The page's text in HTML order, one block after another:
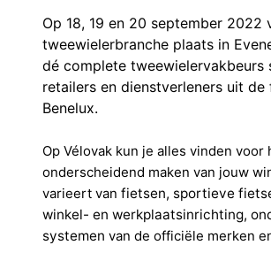
Op 18, 19 en 20 september
tweewielerbranche plaats in
dé complete
retailers en dienstverleners uit
Benelux.
Op Vélovak kun je alles vinden voor
onderscheidend maken van jouw
varieert van fietsen, sportieve
winkel- en werkplaatsinrichting,
systemen van de officiële merken